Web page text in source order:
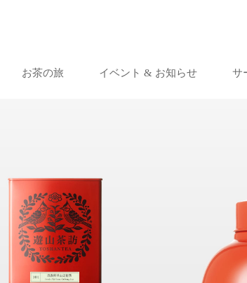
お茶の旅 イベント & お知らせ サ